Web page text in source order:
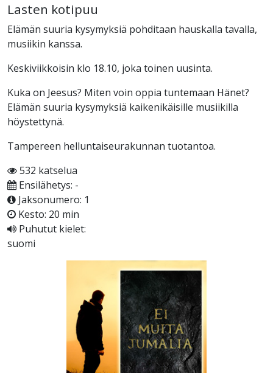
Lasten kotipuu
Elämän suuria kysymyksiä pohditaan hauskalla tavalla,
musiikin kanssa.
Keskiviikkoisin klo 18.10, joka toinen uusinta.
Kuka on Jeesus? Miten voin oppia tuntemaan Hänet?
Elämän suuria kysymyksiä kaikenikäisille musiikilla
höystettynä.
Tampereen helluntaiseurakunnan tuotantoa.
532 katselua
Ensilähetys: -
Jaksonumero: 1
Kesto: 20 min
Puhutut kielet:
suomi